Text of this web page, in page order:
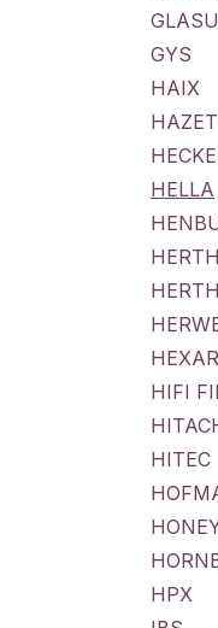
GYS
HAIX
HAZET
HELLA
HIFI
HITEC
HPX